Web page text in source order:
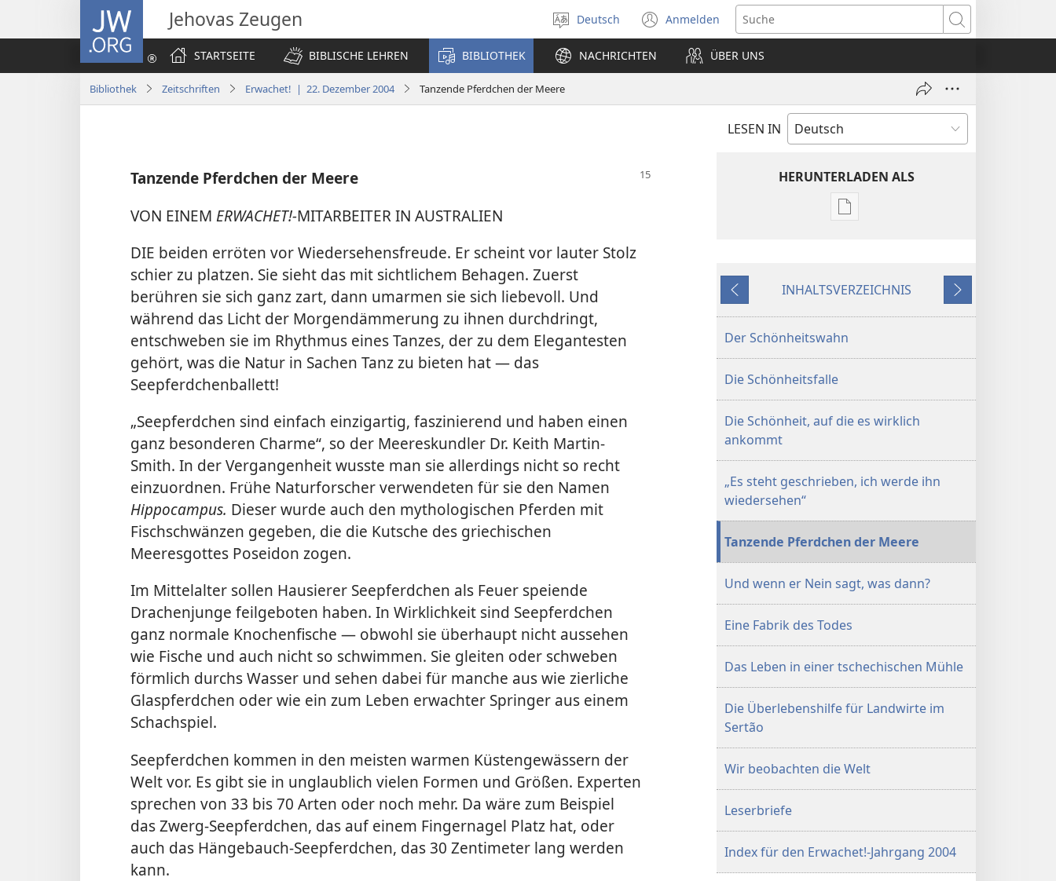
JW.ORG Jehovas Zeugen
Sprache
auswählen
Deutsch Anmelden
(öffnet
neues
Fenster)
Suche
STARTSEITE
BIBLISCHE LEHREN BIBLIOTHEK NACHRICHTEN ÜBER UNS
Bibliothek Zeitschriften Erwachet! | 22. Dezember 2004 Tanzende Pferdchen der Meere
LESEN IN
Tanzende Pferdchen der Meere
VON EINEM ERWACHET!-MITARBEITER IN AUSTRALIEN
DIE beiden erröten vor Wiedersehensfreude. Er scheint vor lauter Stolz
schier zu platzen. Sie sieht das mit sichtlichem Behagen. Zuerst
berühren sie sich ganz zart, dann umarmen sie sich liebevoll. Und
während das Licht der Morgendämmerung zu ihnen durchdringt,
entschweben sie im Rhythmus eines Tanzes, der zu dem Elegantesten
gehört, was die Natur in Sachen Tanz zu bieten hat — das
Seepferdchenballett!
„Seepferdchen sind einfach einzigartig, faszinierend und haben einen
ganz besonderen Charme“, so der Meereskundler Dr. Keith Martin-
Smith. In der Vergangenheit wusste man sie allerdings nicht so recht
einzuordnen. Frühe Naturforscher verwendeten für sie den Namen
Hippocampus. Dieser wurde auch den mythologischen Pferden mit
Fischschwänzen gegeben, die die Kutsche des griechischen
Meeresgottes Poseidon zogen.
Im Mittelalter sollen Hausierer Seepferdchen als Feuer speiende
Drachenjunge feilgeboten haben. In Wirklichkeit sind Seepferdchen
ganz normale Knochenfische — obwohl sie überhaupt nicht aussehen
wie Fische und auch nicht so schwimmen. Sie gleiten oder schweben
förmlich durchs Wasser und sehen dabei für manche aus wie zierliche
Glaspferdchen oder wie ein zum Leben erwachter Springer aus einem
Schachspiel.
Seepferdchen kommen in den meisten warmen Küstengewässern der
Welt vor. Es gibt sie in unglaublich vielen Formen und Größen. Experten
sprechen von 33 bis 70 Arten oder noch mehr. Da wäre zum Beispiel
das Zwerg-Seepferdchen, das auf einem Fingernagel Platz hat, oder
auch das Hängebauch-Seepferdchen, das 30 Zentimeter lang werden
kann.
HERUNTERLADEN ALS
Downloadoptionen
22. Dezember
Zurück
INHALTSVERZEICHNIS
Weiter
Der Schönheitswahn
Die Schönheitsfalle
Die Schönheit, auf die es wirklich
ankommt
„Es steht geschrieben, ich werde ihn
wiedersehen“
Tanzende Pferdchen der Meere
Und wenn er Nein sagt, was dann?
Eine Fabrik des Todes
Das Leben in einer tschechischen Mühle
Die Überlebenshilfe für Landwirte im
Sertão
Wir beobachten die Welt
Leserbriefe
Index für den Erwachet!-Jahrgang 2004